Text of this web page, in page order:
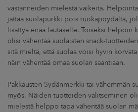
vastanneiden mielestä vaikeita.
jättää suolapurkki pois ruokapöydältä,
lisättyä enää lautaselle. Toiseksi helpoin
olisi vähentää suolaisten snack-
sitä mieltä, että suolaa voisi hyvin
näin vähentää omaa suolan saantiaan.
Pakkausten Sydänmerkki tai vähemmän
myös. Näiden tuotteiden valitseminen
mielestä helppo tapa vähentää suolan